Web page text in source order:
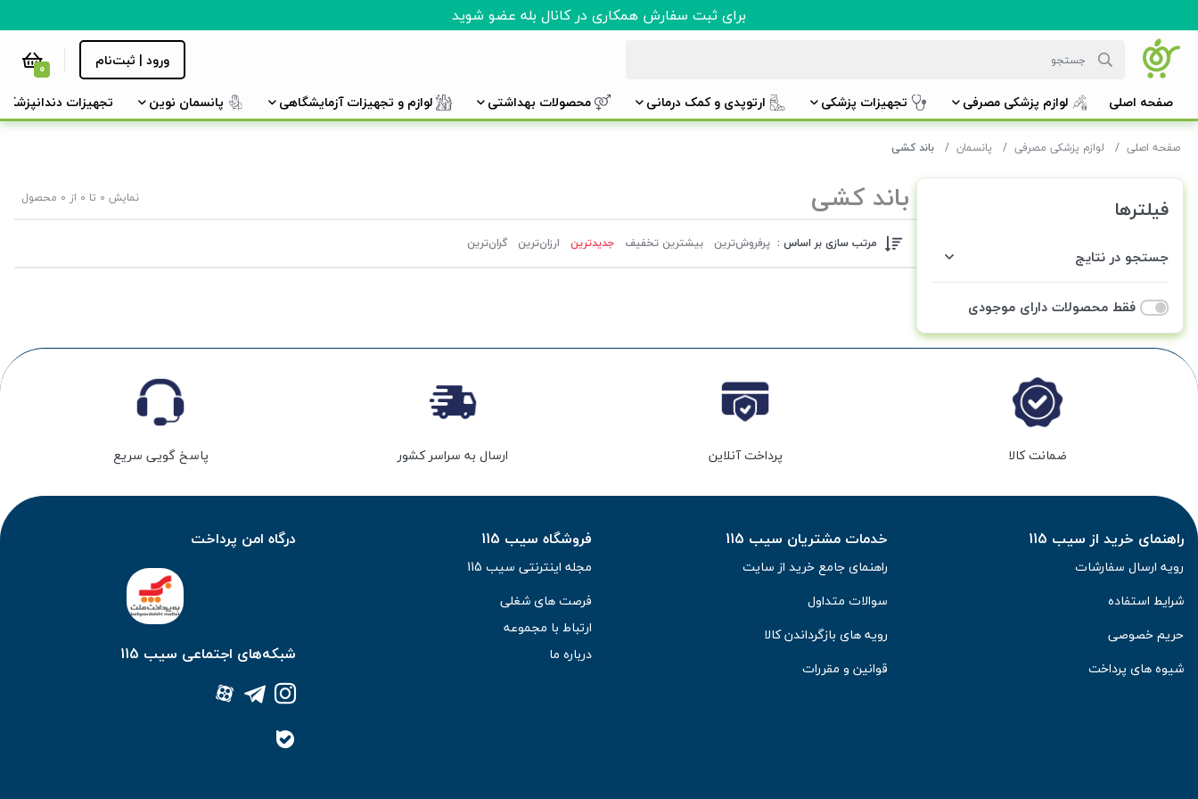
برای ثبت سفارش همکاری در کانال بله عضو شوید
ورود | ثبت‌نام 0
صفحه اصلی لوازم پزشکی مصرفی تجهیزات پزشکی ارتوپدی و کمک درمانی محصولات بهداشتی لوازم و تجهیزات آزمایشگاهی پانسمان نوین تجهیزات دندانپزشکی
صفحه اصلی لوازم پزشکی مصرفی پانسمان باند کشی
فیلترها
جستجو در نتایج
فقط محصولات دارای موجودی
باند کشی نمایش 0 تا 0 از 0 محصول
مرتب سازی بر اساس : پرفروش‌ترین‌ بیشترین تخفیف جدیدترین ارزان‌ترین گران‌ترین
ضمانت کالا پرداخت آنلاین ارسال به سراسر کشور پاسخ گویی سریع
راهنمای خرید از سیب 115
رویه ارسال سفارشات
شرایط استفاده
حریم خصوصی
شیوه های پرداخت
خدمات مشتریان سیب 115
راهنمای جامع خرید از سایت
سوالات متداول
رویه های بازگرداندن کالا
قوانین و مقررات
فروشگاه سیب 115
مجله اینترنتی سیب 115
فرصت های شغلی
ارتباط با مجموعه
درباره ما
درگاه امن پرداخت
شبکه‌های اجتماعی سیب 115